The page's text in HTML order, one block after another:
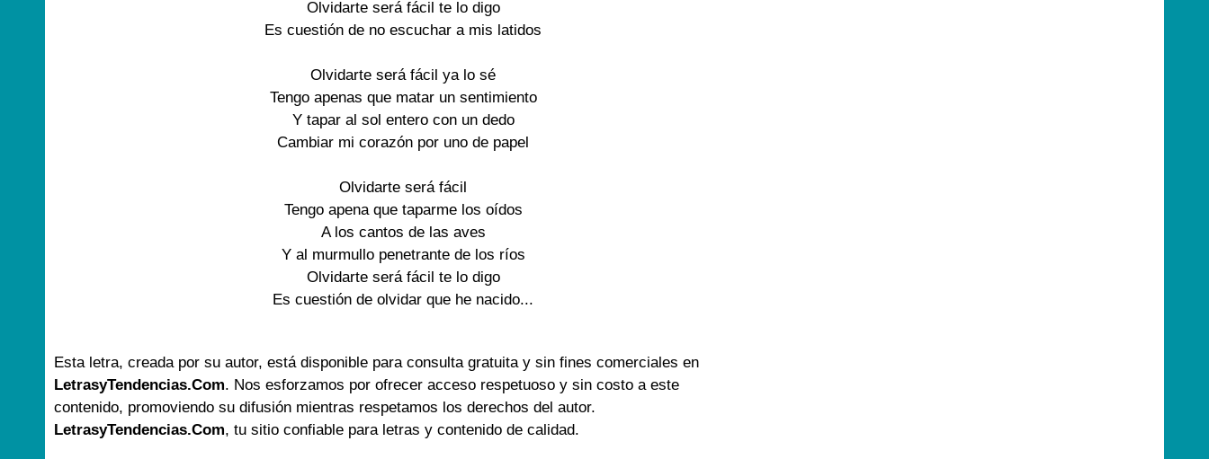
Olvidarte será fácil te lo digo
Es cuestión de no escuchar a mis latidos
Olvidarte será fácil ya lo sé
Tengo apenas que matar un sentimiento
Y tapar al sol entero con un dedo
Cambiar mi corazón por uno de papel
Olvidarte será fácil
Tengo apena que taparme los oídos
A los cantos de las aves
Y al murmullo penetrante de los ríos
Olvidarte será fácil te lo digo
Es cuestión de olvidar que he nacido...
Esta letra, creada por su autor, está disponible para consulta gratuita y sin fines comerciales en
LetrasyTendencias.Com. Nos esforzamos por ofrecer acceso respetuoso y sin costo a este
contenido, promoviendo su difusión mientras respetamos los derechos del autor.
LetrasyTendencias.Com, tu sitio confiable para letras y contenido de calidad.